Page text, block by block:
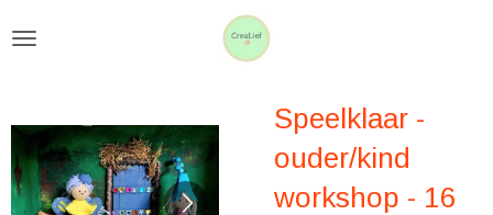
hoofdinhoud
Speelklaar -
ouder/kind
workshop - 16